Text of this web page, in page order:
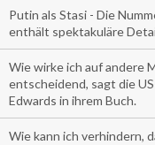
Putin als Stasi - Die
enthält spektakuläre
Wie wirke ich auf andere
entscheidend, sagt die
Edwards in ihrem Buch.
Wie kann ich verhindern,